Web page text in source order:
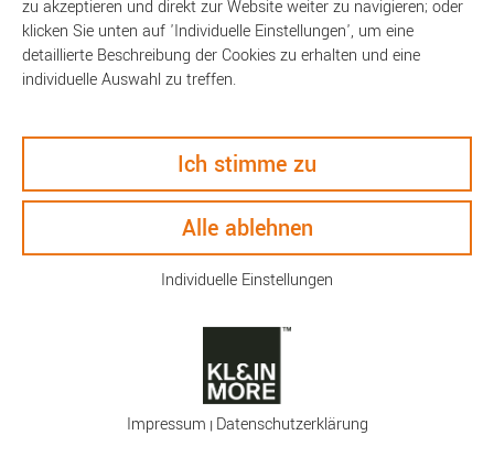
Beschreibung
Technische Daten
So bringen Sie stilvoll Farbe auf den Frühstückstisch! Der
Klassiker von PANTONE aus Fine-China Porzellan wird von einer
der vielen PANTONE-Farben im oberen Bereich des Bechers
zu akzeptieren und direkt zur Website weiter zu navigieren; oder
klicken Sie unten auf 'Individuelle Einstellungen', um eine
detaillierte Beschreibung der Cookies zu erhalten und eine
individuelle Auswahl zu treffen.
Ich stimme zu
Alle ablehnen
Individuelle Einstellungen
Impressum | Daten­schutz­erklärung